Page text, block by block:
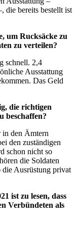
die bereits bestellt ist
um Rucksäcke zu
zu verteilen?
schnell. 2,4
Ausstattung
Das Geld
die richtigen
beschaffen?
in den Ämtern
den zuständigen
schon nicht so
die Soldaten
die Ausrüstung privat
ist zu lesen, dass
Verbündeten als